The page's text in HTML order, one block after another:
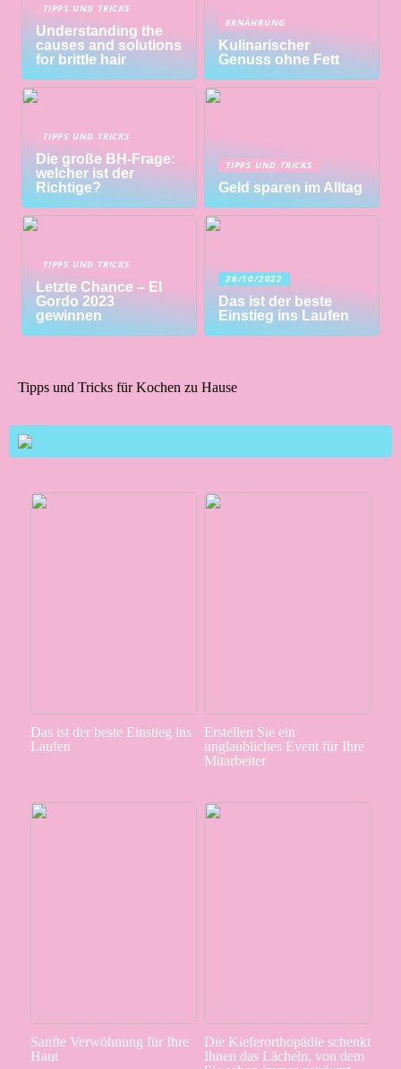
TIPPS UND TRICKS
Understanding the
causes and solutions
for brittle hair
ERNÄHRUNG
Kulinarischer
Genuss ohne Fett
TIPPS UND TRICKS
Die große BH-Frage:
welcher ist der
Richtige?
TIPPS UND TRICKS
Geld sparen im Alltag
TIPPS UND TRICKS
Letzte Chance – El
Gordo 2023
gewinnen
26/10/2022
Das ist der beste
Einstieg ins Laufen
Tipps und Tricks für Kochen zu Hause
Das ist der beste Einstieg ins
Laufen
Erstellen Sie ein
unglaubliches Event für Ihre
Mitarbeiter
Sanfte Verwöhnung für Ihre
Haut
Die Kieferorthopädie schenkt
Ihnen das Lächeln, von dem